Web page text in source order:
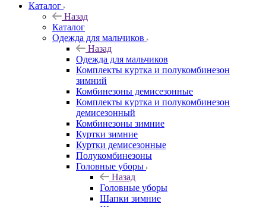
Каталог
Назад
Каталог
Одежда для мальчиков
Назад
Одежда для мальчиков
Комплекты куртка и полукомбинезон
зимний
Комбинезоны демисезонные
Комплекты куртка и полукомбинезон
демисезонный
Комбинезоны зимние
Куртки зимние
Куртки демисезонные
Полукомбинезоны
Головные уборы
Назад
Головные уборы
Шапки зимние